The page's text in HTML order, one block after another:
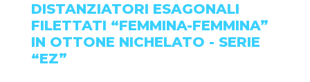
DISTANZIATORI ESAGONALI
FILETTATI “FEMMINA-FEMMINA”
IN OTTONE NICHELATO - SERIE
“EZ”